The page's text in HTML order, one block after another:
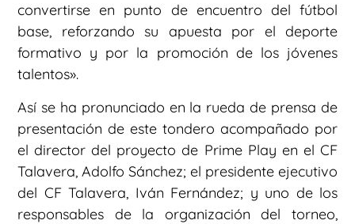
convertirse en punto de encuentro del fútbol
base, reforzando su apuesta por el deporte
formativo y por la promoción de los jóvenes
talentos».
Así se ha pronunciado en la rueda de prensa de
presentación de este tondero acompañado por
el director del proyecto de Prime Play en el CF
Talavera, Adolfo Sánchez; el presidente ejecutivo
del CF Talavera, Iván Fernández; y uno de los
responsables de la organización del torneo,